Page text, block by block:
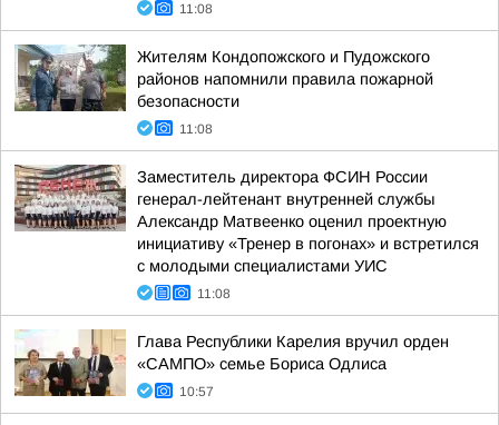
11:08
Жителям Кондопожского и Пудожского
районов напомнили правила пожарной
безопасности
11:08
Заместитель директора ФСИН России
генерал-лейтенант внутренней службы
Александр Матвеенко оценил проектную
инициативу «Тренер в погонах» и встретился
с молодыми специалистами УИС
11:08
Глава Республики Карелия вручил орден
«САМПО» семье Бориса Одлиса
10:57